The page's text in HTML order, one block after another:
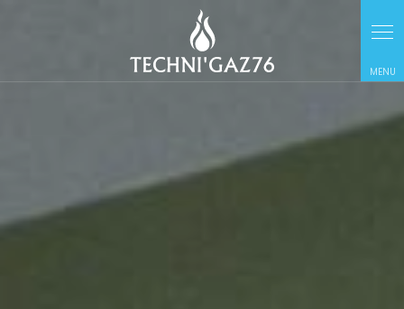
Panneau de gestion des cookies